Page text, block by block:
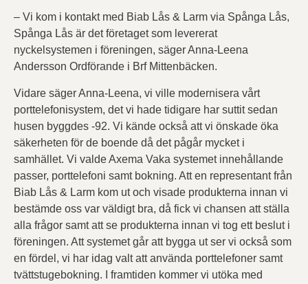
– Vi kom i kontakt med Biab Lås & Larm via Spånga Lås,
Spånga Lås är det företaget som levererat
nyckelsystemen i föreningen, säger Anna-Leena
Andersson Ordförande i Brf Mittenbäcken.
Vidare säger Anna-Leena, vi ville modernisera vårt
porttelefonisystem, det vi hade tidigare har suttit sedan
husen byggdes -92. Vi kände också att vi önskade öka
säkerheten för de boende då det pågår mycket i
samhället. Vi valde Axema Vaka systemet innehållande
passer, porttelefoni samt bokning. Att en representant från
Biab Lås & Larm kom ut och visade produkterna innan vi
bestämde oss var väldigt bra, då fick vi chansen att ställa
alla frågor samt att se produkterna innan vi tog ett beslut i
föreningen. Att systemet går att bygga ut ser vi också som
en fördel, vi har idag valt att använda porttelefoner samt
tvättstugebokning. I framtiden kommer vi utöka med